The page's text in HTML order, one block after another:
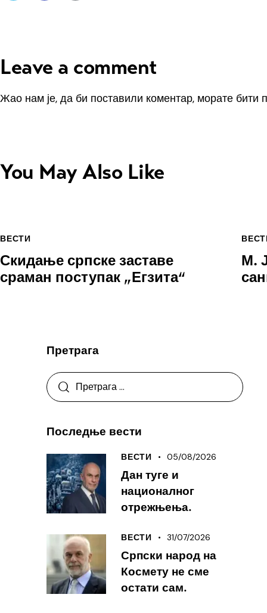
Leave a comment
Жао нам је, да би поставили коментар, морате бити
You May Also Like
ВЕСТИ
Скидање српске заставе
сраман поступак „Егзита“
М.
Претрага
Последње вести
ВЕСТИ 05/08/2026
Дан туге и
националног
отрежњења.
ВЕСТИ 31/07/2026
Српски народ на
Космету не сме
остати сам.